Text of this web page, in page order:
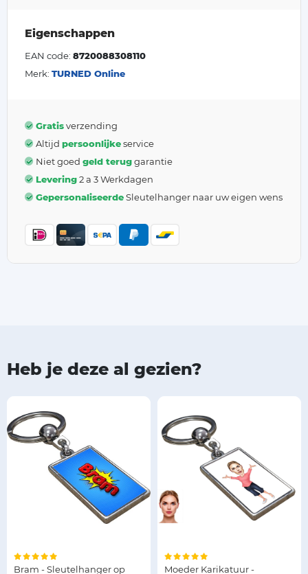
Eigenschappen
EAN code: 8720088308110
Merk: TURNED Online
Gratisverzending
Altijd persoonlijkeservice
Niet goed geld teruggarantie
Levering2 a 3 Werkdagen
GepersonaliseerdeSleutelhanger naar uw eigen wens
Heb je deze al gezien?
Bram - Sleutelhanger op
Moeder Karikatuur -